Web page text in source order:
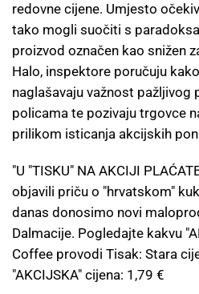
redovne cijene. Umjesto
tako mogli suočiti s
proizvod označen kao snižen
Halo, inspektore poručuju
naglašavaju važnost pažljivog
policama te pozivaju trgovce
prilikom isticanja akcijskih
"U "TISKU" NA AKCIJI
objavili priču o "hrvatskom"
danas donosimo novi
Dalmacije. Pogledajte kakvu
Coffee provodi Tisak: Stara
"AKCIJSKA" cijena: 1,79 €